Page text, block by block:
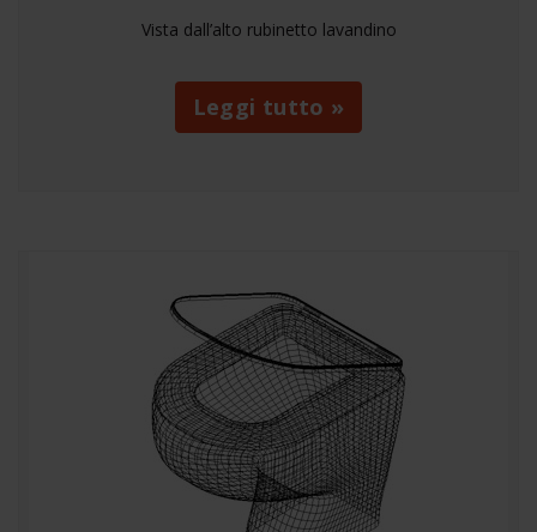
Vista dall’alto rubinetto lavandino
Leggi tutto »